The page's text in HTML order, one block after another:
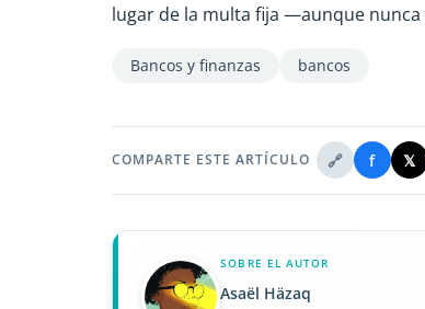
lugar de la multa fija —aunque
Bancos y finanzas bancos
COMPARTE ESTE ARTÍCULO 🔗 f 𝕏
SOBRE EL AUTOR
Asaël Häzaq